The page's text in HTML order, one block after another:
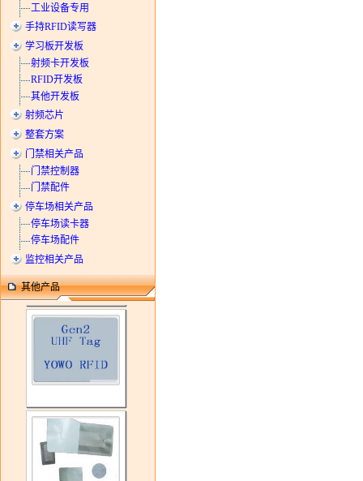
工业设备专用
手持RFID读写器
学习板开发板
射频卡开发板
RFID开发板
其他开发板
射频芯片
整套方案
门禁相关产品
门禁控制器
门禁配件
停车场相关产品
停车场读卡器
停车场配件
监控相关产品
其他产品